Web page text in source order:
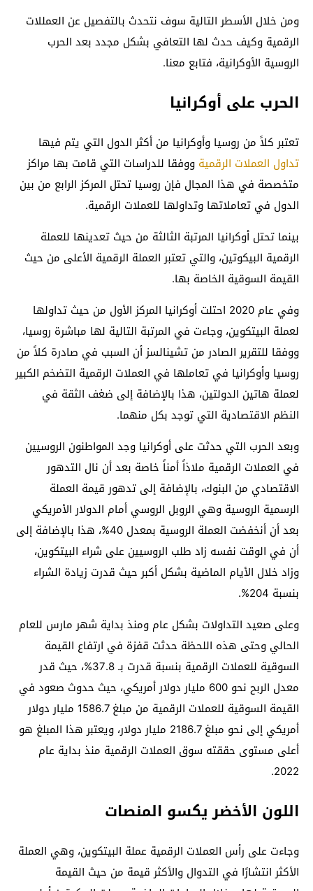
ومن خلال الأسطر التالية سوف نتحدث بالتفصيل عن العمللات
الرقمية وكيف حدث لها التعافي بشكل مجدد بعد الحرب
الروسية الأوكرانية، فتابع معنا.
الحرب على أوكرانيا
تعتبر كلاً من روسيا وأوكرانيا من أكثر الدول التي يتم فيها
تداول العملات الرقمية ووفقا للدراسات التي قامت بها مراكز
متخصصة في هذا المجال فإن روسيا تحتل المركز الرابع من بين
الدول في تعاملاتها وتداولها للعملات الرقمية.
بينما تحتل أوكرانيا المرتبة الثالثة من حيث تعدينها للعملة
الرقمية البيكوتين، والتي تعتبر العملة الرقمية الأعلى من حيث
القيمة السوقية الخاصة بها.
وفي عام 2020 احتلت أوكرانيا المركز الأول من حيث تداولها
لعملة البيتكوين، وجاءت في المرتبة التالية لها مباشرة روسيا،
ووفقا للتقرير الصادر من تشينالسز أن السبب في صادرة كلاً من
روسيا وأوكرانيا في تعاملها في العملات الرقمية التضخم الكبير
لعملة هاتين الدولتين، هذا بالإضافة إلى ضغف الثقة في
النظم الاقتصادية التي توجد بكل منهما.
وبعد الحرب التي حدثت على أوكرانيا وجد المواطنون الروسيين
في العملات الرقمية ملاذاً أمناً خاصة بعد أن نال التدهور
الاقتصادي من البنوك، بالإضافة إلى تدهور قيمة العملة
الرسمية الروسية وهي الروبل الروسي أمام الدولار الأمريكي
بعد أن أنخفضت العملة الروسية بمعدل 40%، هذا بالإضافة إلى
أن في الوقت نفسه زاد طلب الروسيين على شراء البيتكوين،
وزاد خلال الأيام الماضية بشكل أكبر حيث قدرت زيادة الشراء
بنسبة 204%.
وعلى صعيد التداولات بشكل عام ومنذ بداية شهر مارس للعام
الحالي وحتى هذه اللحظة حدثت قفزة في ارتفاع القيمة
السوقية للعملات الرقمية بنسبة قدرت بـ 37.8%، حيث قدر
معدل الربح نحو 600 مليار دولار أمريكي، حيث حدوث صعود في
القيمة السوقية للعملات الرقمية من مبلغ 1586.7 مليار دولار
أمريكي إلى نحو مبلغ 2186.7 مليار دولار، ويعتبر هذا المبلغ هو
أعلى مستوى حققته سوق العملات الرقمية منذ بداية عام
2022.
اللون الأخضر يكسو المنصات
وجاءت على رأس العملات الرقمية عملة البيتكوين، وهي العملة
الأكثر انتشارًا في التدوال والأكثر قيمة من حيث القيمة